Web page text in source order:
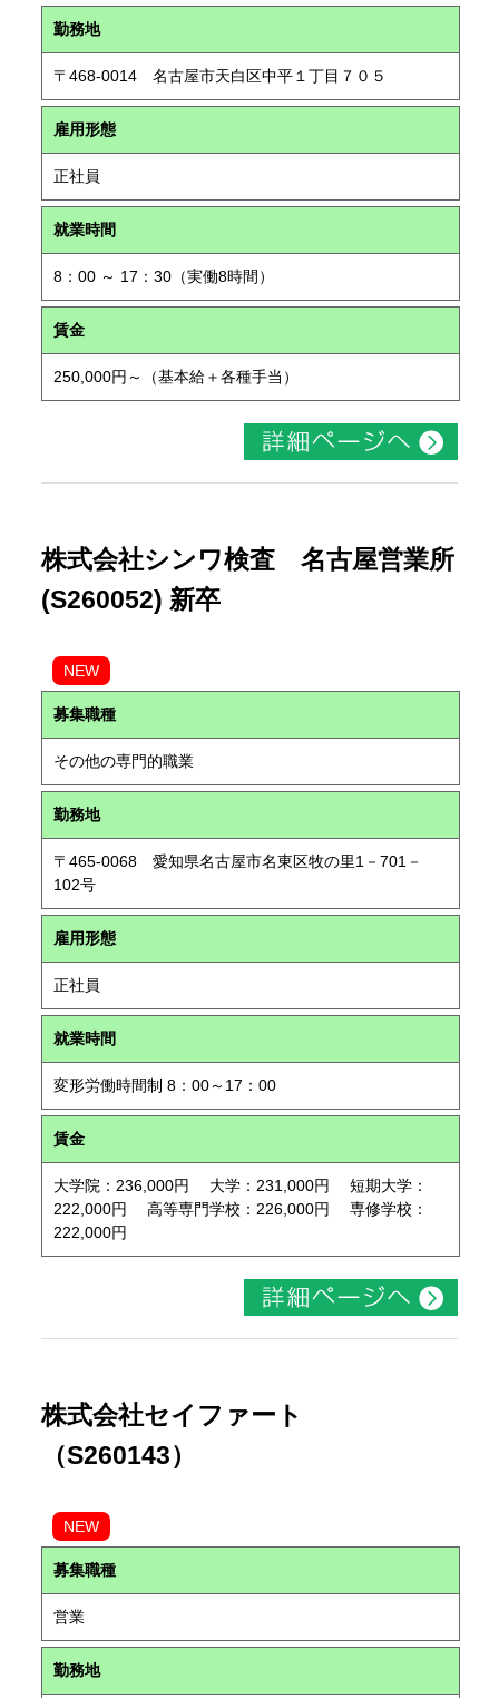
勤務地
〒468-0014 名古屋市天白区中平１丁目７０５
雇用形態
正社員
就業時間
8：00 ～ 17：30（実働8時間）
賃金
250,000円～（基本給＋各種手当）
株式会社シンワ検査 名古屋営業所
(S260052) 新卒
NEW
募集職種
その他の専門的職業
勤務地
〒465-0068 愛知県名古屋市名東区牧の里1－701－
102号
雇用形態
正社員
就業時間
変形労働時間制 8：00～17：00
賃金
大学院：236,000円 大学：231,000円 短期大学：
222,000円 高等専門学校：226,000円 専修学校：
222,000円
株式会社セイファート
（S260143）
NEW
募集職種
営業
勤務地